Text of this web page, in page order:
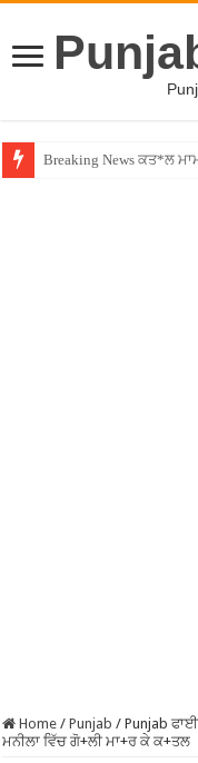
Breaking News ਕਤ*ਲ
Canada – ਕੈਨੇਡਾ ਗਈ
Home / Punjab / Punjab
ਮਨੀਲਾ ਵਿੱਚ ਗੋ+ਲੀ ਮਾ+ਰ ਕੇ ਕ+ਤਲ